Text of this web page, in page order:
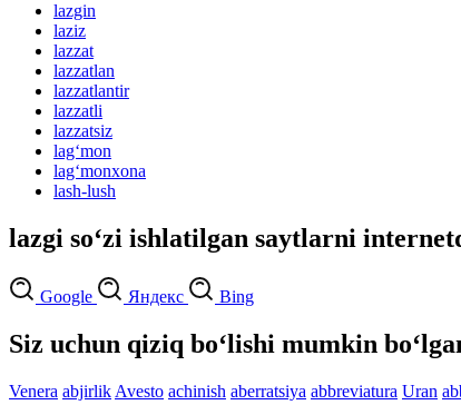
lazgin
laziz
lazzat
lazzatlan
lazzatlantir
lazzatli
lazzatsiz
lag‘mon
lag‘monxona
lash-lush
lazgi so‘zi ishlatilgan saytlarni
Google Яндекс Bing
Siz uchun qiziq bo‘lishi mumkin
Venera abjirlik Avesto achinish aberratsiya abbreviatura Uran